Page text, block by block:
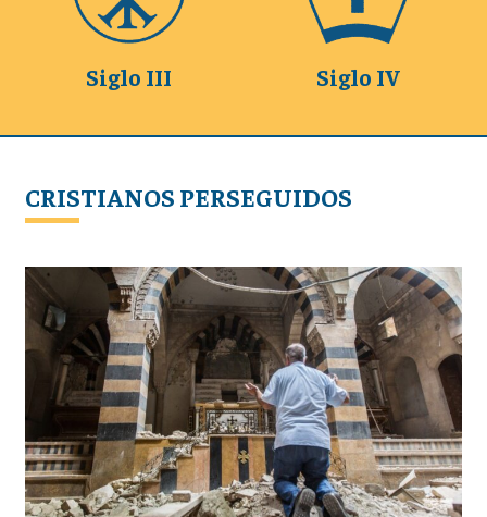
Siglo III Siglo IV
CRISTIANOS PERSEGUIDOS